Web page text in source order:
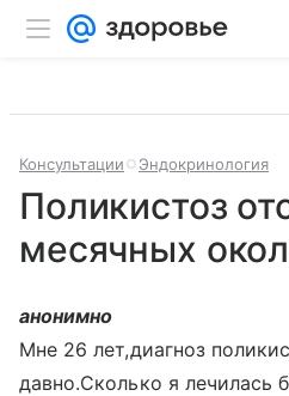
Консультации Эндокринология
Поликистоз
месячных
анонимно
Мне 26 лет,диагноз
давно.Сколько я лечилась